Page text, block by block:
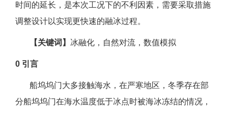
时间的延长，是本次工况下的不利因素，需要采取措施
调整设计以实现更快速的融冰过程。
【关键词】 冰融化，自然对流，数值模拟
0 引言
船坞坞门大多接触海水，在严寒地区，冬季存在部
分船坞坞门在海水温度低于冰点时被海冰冻结的情况，